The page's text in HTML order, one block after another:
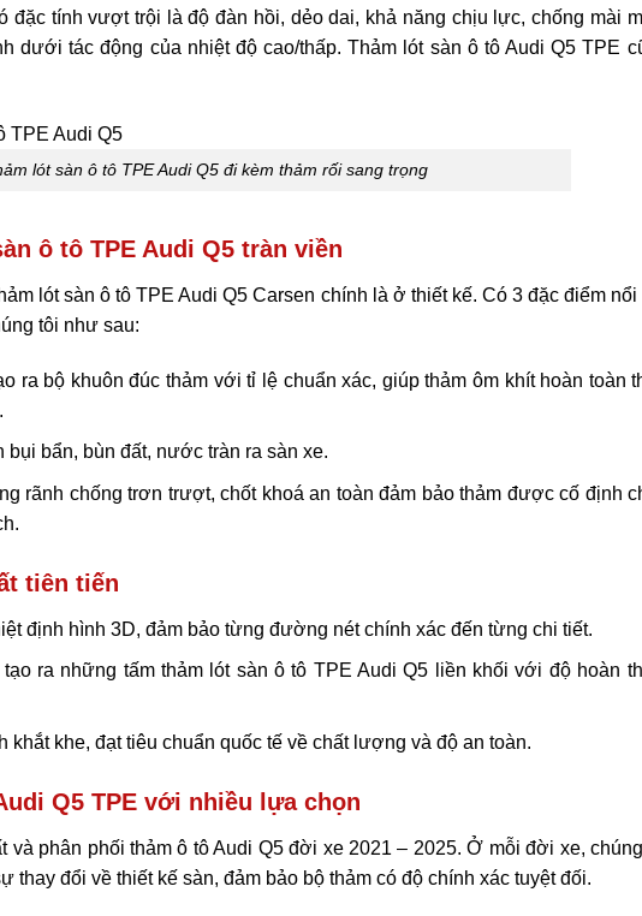
đặc tính vượt trội là độ đàn hồi, dẻo dai, khả năng chịu lực, chống mài
dưới tác động của nhiệt độ cao/thấp. Thảm lót sàn ô tô Audi Q5 TPE
lót sàn ô tô TPE Audi Q5 đi kèm thảm rối sang trọng
ô tô TPE Audi Q5 tràn viền
lót sàn ô tô TPE Audi Q5 Carsen chính là ở thiết kế. Có 3 đặc điểm nổi
tôi như sau:
ra bộ khuôn đúc thảm với tỉ lệ chuẩn xác, giúp thảm ôm khít hoàn toàn
bụi bẩn, bùn đất, nước tràn ra sàn xe.
rãnh chống trơn trượt, chốt khoá an toàn đảm bảo thảm được cố định
tiên tiến
định hình 3D, đảm bảo từng đường nét chính xác đến từng chi tiết.
ra những tấm thảm lót sàn ô tô TPE Audi Q5 liền khối với độ hoàn
khắt khe, đạt tiêu chuẩn quốc tế về chất lượng và độ an toàn.
Q5 TPE với nhiều lựa chọn
và phân phối thảm ô tô Audi Q5 đời xe 2021 – 2025. Ở mỗi đời xe,
thay đổi về thiết kế sàn, đảm bảo bộ thảm có độ chính xác tuyệt đối.